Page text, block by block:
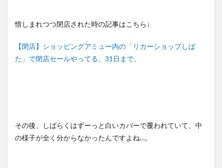
惜しまれつつ閉店された時の記事はこちら↓
【閉店】ショッピングアミュー内の「リカーショップしば
た」で閉店セールやってる。31日まで。
その後、しばらくはずーっと白いカバーで覆われていて、中
の様子が全く分からなかったんですよね…。